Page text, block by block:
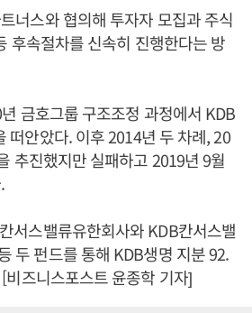
너스와 협의해 투자자 모집과 주식
후속절차를 신속히 진행한다는 방
금호그룹 구조조정 과정에서 KDB
떠안았다. 이후 2014년 두 차례, 20
추진했지만 실패하고 2019년 9월
서스밸류유한회사와 KDB칸서스밸
두 펀드를 통해 KDB생명 지분 92.
즈니스포스트 윤종학 기자]